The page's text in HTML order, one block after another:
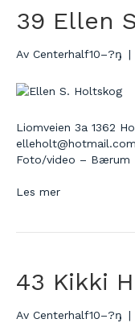
39 Ellen
Av Centerhalf10–?ŋ |
Liomveien 3a 1362
Foto/video – Bærum
Les mer
43 Kikki
Av Centerhalf10–?ŋ |